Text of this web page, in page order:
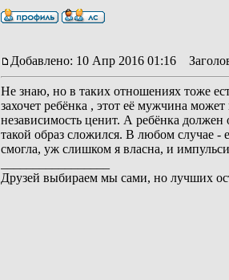
Добавлено: 10 Апр 2016 01:16
Не знаю, но в таких отношениях тоже
захочет ребёнка , этот её мужчина
независимость ценит. А ребёнка
такой образ сложился. В любом случае -
смогла, уж слишком я власна, и
Друзей выбираем мы сами, но лучших